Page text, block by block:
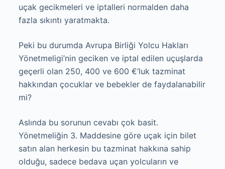
uçak gecikmeleri ve iptalleri normalden daha
fazla sıkıntı yaratmakta.
Peki bu durumda Avrupa Birliği Yolcu Hakları
Yönetmeligi’nin geciken ve iptal edilen uçuşlarda
geçerli olan 250, 400 ve 600 €‘luk tazminat
hakkından çocuklar ve bebekler de faydalanabilir
mi?
Aslında bu sorunun cevabı çok basit.
Yönetmeliğin 3. Maddesine göre uçak için bilet
satın alan herkesin bu tazminat hakkına sahip
olduğu, sadece bedava uçan yolcuların ve